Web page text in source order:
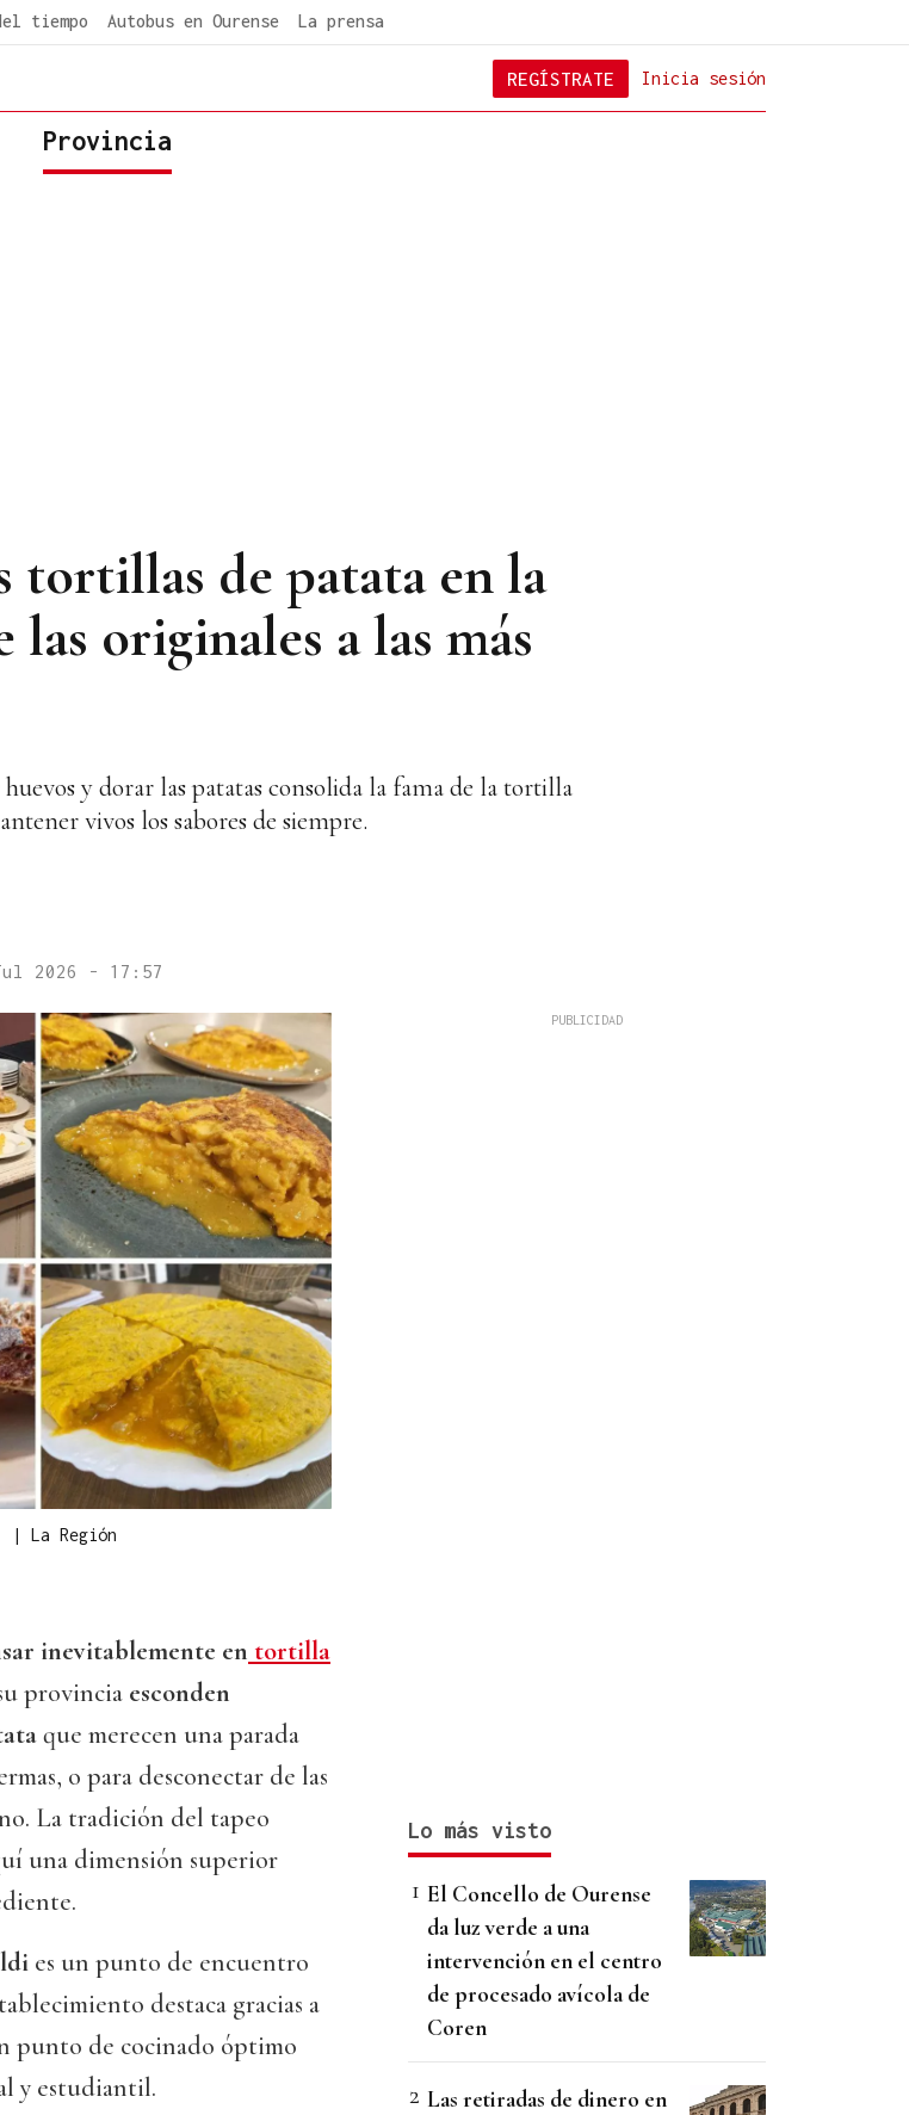
tiempo Autobus en Ourense La prensa
Inicia sesión
REGÍSTRATE
Provincia
tortillas de patata en la
originales a las más
y dorar las patatas consolida la fama de la tortilla
vivos los sabores de siempre.
2026 - 17:57
| La Región
inevitablemente en tortilla
provincia esconden
que merecen una parada
o para desconectar de las
La tradición del tapeo
una dimensión superior
es un punto de encuentro
destaca gracias a
punto de cocinado óptimo
y estudiantil.
Lo más visto
El Concello de Ourense
da luz verde a una
intervención en el centro
de procesado avícola de
Coren
Las retiradas de dinero en